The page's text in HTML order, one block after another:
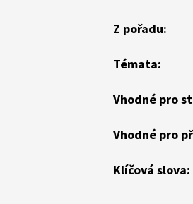
Z pořadu:
Témata:
Vhodné pro
Vhodné pro
Klíčová slova: